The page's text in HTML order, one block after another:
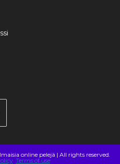
online pelejä | All rights reserved.
Terms of use